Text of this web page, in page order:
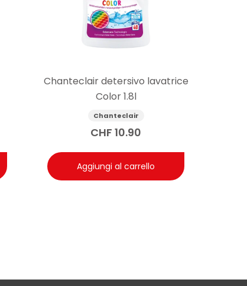
Chanteclair detersivo lavatrice
Color 1.8l
Chanteclair
CHF 10.90
Aggiungi al carrello